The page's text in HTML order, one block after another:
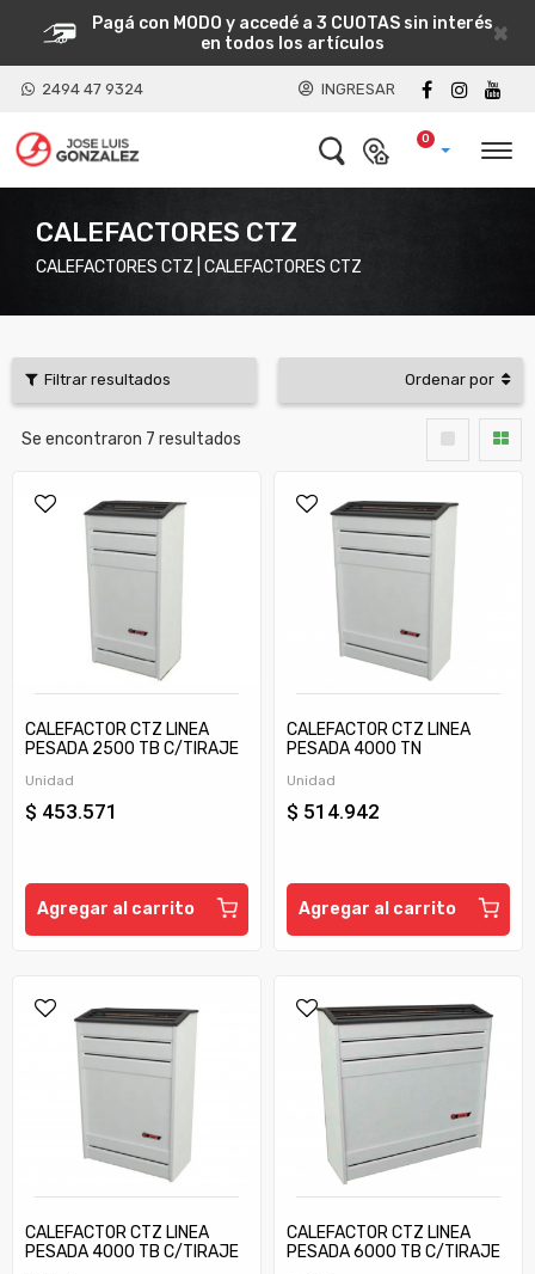
×
Pagá con MODO y accedé a 3 CUOTAS sin interés
en todos los artículos
2494 47 9324 INGRESAR
0
CALEFACTORES CTZ
CALEFACTORES CTZ | CALEFACTORES CTZ
Filtrar resultados Ordenar por
Se encontraron 7 resultados
CALEFACTOR CTZ LINEA
PESADA 2500 TB C/TIRAJE
Unidad
$ 453.571
Agregar al carrito
CALEFACTOR CTZ LINEA
PESADA 4000 TN
Unidad
$ 514.942
Agregar al carrito
CALEFACTOR CTZ LINEA
PESADA 4000 TB C/TIRAJE
CALEFACTOR CTZ LINEA
PESADA 6000 TB C/TIRAJE